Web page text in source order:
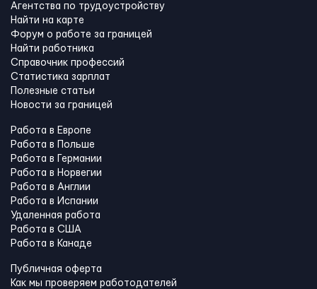
Агентства по трудоустройству
Найти на карте
Форум о работе за границей
Найти работника
Справочник профессий
Статистика зарплат
Полезные статьи
Новости за границей
Работа в Европе
Работа в Польше
Работа в Германии
Работа в Норвегии
Работа в Англии
Работа в Испании
Удаленная работа
Работа в США
Работа в Канадe
Публичная оферта
Как мы проверяем работодателей